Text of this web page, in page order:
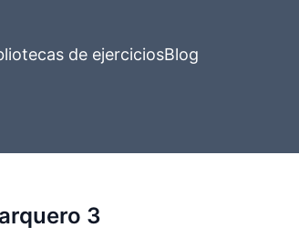
de ejerciciosBlog
3